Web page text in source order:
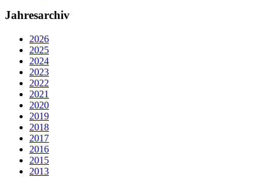
Jahresarchiv
2026
2025
2024
2023
2022
2021
2020
2019
2018
2017
2016
2015
2013